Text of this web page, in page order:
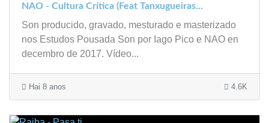
NAO - Cultura Crítica (Feat Tanxugueiras...
Son producido, gravado, mesturado e masterizado
nos Estudos Pousada Son por Iago Pico e NAO en
decembro de 2017. Vídeo...
Hai 8 anos 4.6K